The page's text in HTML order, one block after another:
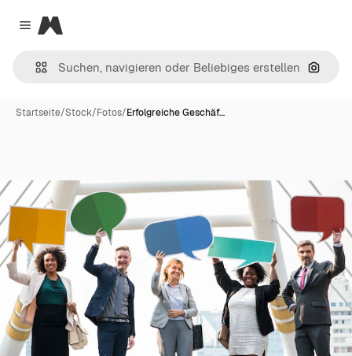
Close menu
Magnific
Nach
Startseite/Stock/Fotos/Erfolgreiche Geschäf…